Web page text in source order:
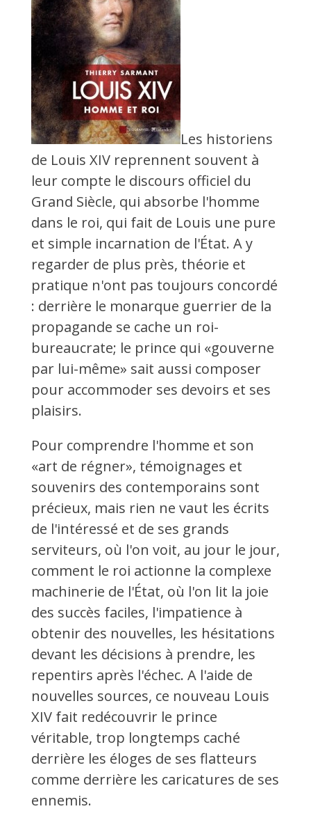
Les historiens
de Louis XIV reprennent souvent à
leur compte le discours officiel du
Grand Siècle, qui absorbe l'homme
dans le roi, qui fait de Louis une pure
et simple incarnation de l'État. A y
regarder de plus près, théorie et
pratique n'ont pas toujours concordé
: derrière le monarque guerrier de la
propagande se cache un roi-
bureaucrate; le prince qui «gouverne
par lui-même» sait aussi composer
pour accommoder ses devoirs et ses
plaisirs.
Pour comprendre l'homme et son
«art de régner», témoignages et
souvenirs des contemporains sont
précieux, mais rien ne vaut les écrits
de l'intéressé et de ses grands
serviteurs, où l'on voit, au jour le jour,
comment le roi actionne la complexe
machinerie de l'État, où l'on lit la joie
des succès faciles, l'impatience à
obtenir des nouvelles, les hésitations
devant les décisions à prendre, les
repentirs après l'échec. A l'aide de
nouvelles sources, ce nouveau Louis
XIV fait redécouvrir le prince
véritable, trop longtemps caché
derrière les éloges de ses flatteurs
comme derrière les caricatures de ses
ennemis.